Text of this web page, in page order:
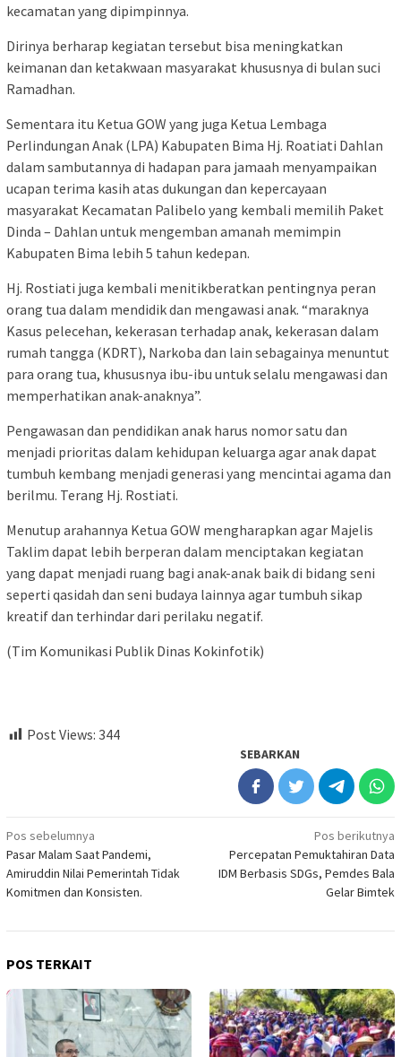
kecamatan yang dipimpinnya.
Dirinya berharap kegiatan tersebut bisa meningkatkan
keimanan dan ketakwaan masyarakat khususnya di bulan suci
Ramadhan.
Sementara itu Ketua GOW yang juga Ketua Lembaga
Perlindungan Anak (LPA) Kabupaten Bima Hj. Roatiati Dahlan
dalam sambutannya di hadapan para jamaah menyampaikan
ucapan terima kasih atas dukungan dan kepercayaan
masyarakat Kecamatan Palibelo yang kembali memilih Paket
Dinda – Dahlan untuk mengemban amanah memimpin
Kabupaten Bima lebih 5 tahun kedepan.
Hj. Rostiati juga kembali menitikberatkan pentingnya peran
orang tua dalam mendidik dan mengawasi anak. “maraknya
Kasus pelecehan, kekerasan terhadap anak, kekerasan dalam
rumah tangga (KDRT), Narkoba dan lain sebagainya menuntut
para orang tua, khususnya ibu-ibu untuk selalu mengawasi dan
memperhatikan anak-anaknya”.
Pengawasan dan pendidikan anak harus nomor satu dan
menjadi prioritas dalam kehidupan keluarga agar anak dapat
tumbuh kembang menjadi generasi yang mencintai agama dan
berilmu. Terang Hj. Rostiati.
Menutup arahannya Ketua GOW mengharapkan agar Majelis
Taklim dapat lebih berperan dalam menciptakan kegiatan
yang dapat menjadi ruang bagi anak-anak baik di bidang seni
seperti qasidah dan seni budaya lainnya agar tumbuh sikap
kreatif dan terhindar dari perilaku negatif.
(Tim Komunikasi Publik Dinas Kokinfotik)
Post Views: 344
SEBARKAN
Navigasi
pos
Pos sebelumnya
Pasar Malam Saat Pandemi,
Amiruddin Nilai Pemerintah Tidak
Komitmen dan Konsisten.
Pos berikutnya
Percepatan Pemuktahiran Data
IDM Berbasis SDGs, Pemdes Bala
Gelar Bimtek
POS TERKAIT